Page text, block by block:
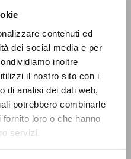
contenuti ed
dei social media e per
inoltre
il nostro sito con i
di analisi dei dati web,
potrebbero combinarle
loro o che hanno
servizi.
accessibili gli scritti
voci bibliografiche,
e percorsi tematici